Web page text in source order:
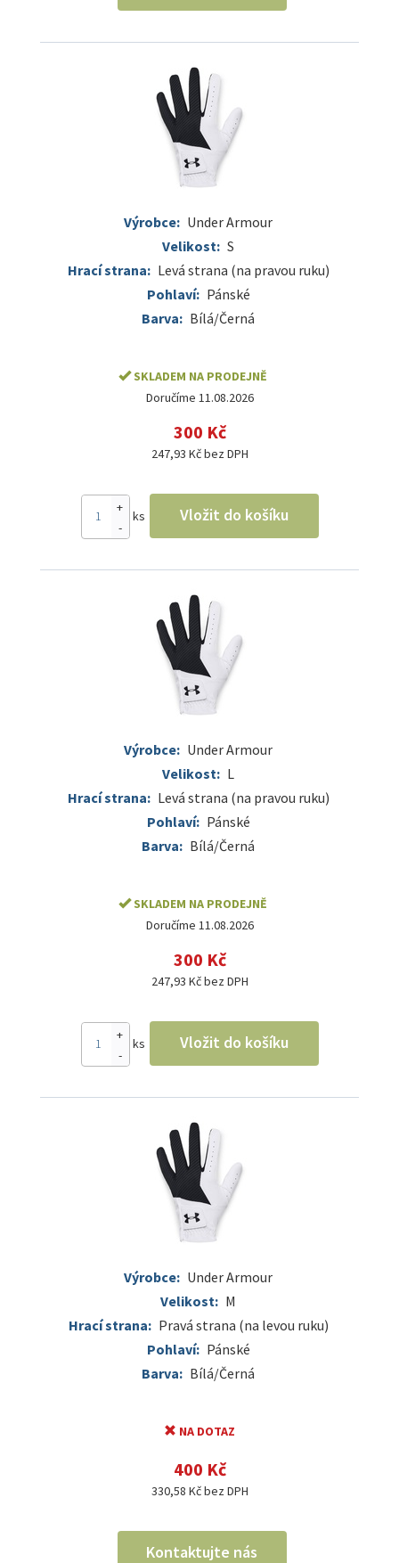
Výrobce: Under Armour
Velikost: S
Hrací strana: Levá strana (na pravou ruku)
Pohlaví: Pánské
Barva: Bílá/Černá
SKLADEM NA PRODEJNĚ
Doručíme 11.08.2026
300 Kč
247,93 Kč bez DPH
-
+
ks Vložit do košíku
Výrobce: Under Armour
Velikost: L
Hrací strana: Levá strana (na pravou ruku)
Pohlaví: Pánské
Barva: Bílá/Černá
SKLADEM NA PRODEJNĚ
Doručíme 11.08.2026
300 Kč
247,93 Kč bez DPH
-
+
ks Vložit do košíku
Výrobce: Under Armour
Velikost: M
Hrací strana: Pravá strana (na levou ruku)
Pohlaví: Pánské
Barva: Bílá/Černá
NA DOTAZ
400 Kč
330,58 Kč bez DPH
Kontaktujte nás